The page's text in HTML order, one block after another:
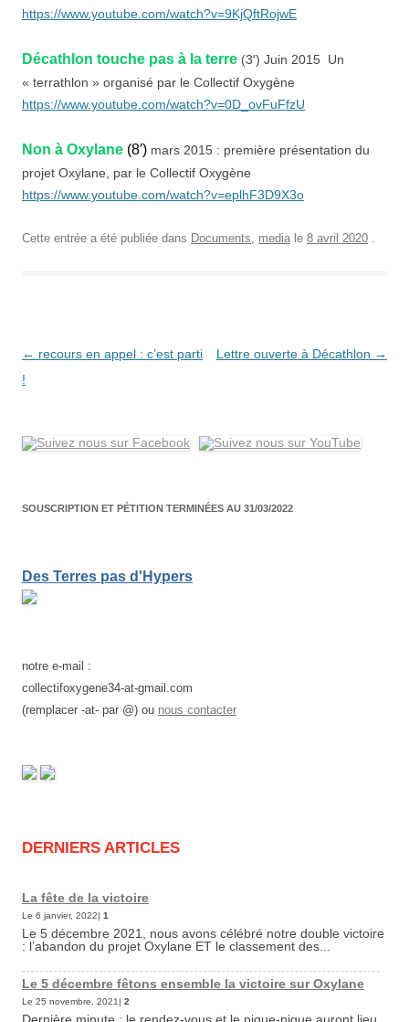
https://www.youtube.com/watch?v=9KjQftRojwE
Décathlon touche pas à la terre (3′) Juin 2015 Un
« terrathlon » organisé par le Collectif Oxygène
https://www.youtube.com/watch?v=0D_ovFuFfzU
Non à Oxylane (8′) mars 2015 : première présentation du
projet Oxylane, par le Collectif Oxygène
https://www.youtube.com/watch?v=eplhF3D9X3o
Cette entrée a été publiée dans Documents, media le 8 avril 2020 .
Navigation
des
← recours en appel : c’est parti
!
Lettre ouverte à Décathlon →
SOUSCRIPTION ET PÉTITION TERMINÉES AU 31/03/2022
Des Terres pas d'Hypers
notre e-mail :
collectifoxygene34-at-gmail.com
(remplacer -at- par @) ou nous contacter
DERNIERS ARTICLES
La fête de la victoire
Le 6 janvier, 2022| 1
Le 5 décembre 2021, nous avons célébré notre double victoire
: l’abandon du projet Oxylane ET le classement des...
Le 5 décembre fêtons ensemble la victoire sur Oxylane
Le 25 novembre, 2021| 2